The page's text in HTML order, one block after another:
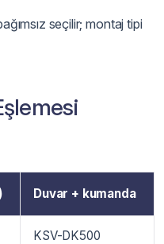
seçilir; montaj tipi
Duvar + kumanda
KSV-DK500